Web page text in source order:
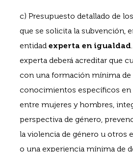
c) Presupuesto detallado de
que se solicita la subvención,
entidad experta en igualdad
experta deberá acreditar que
con una formación mínima de
conocimientos específicos en
entre mujeres y hombres,
perspectiva de género,
la violencia de género u otros
o una experiencia mínima de